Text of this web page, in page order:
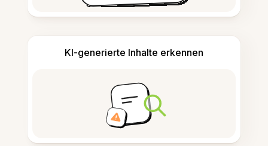
KI-generierte Inhalte erkennen